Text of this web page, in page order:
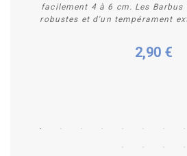
facilement 4 à 6 cm. Les Barbus
robustes et d'un tempérament
2,90 €